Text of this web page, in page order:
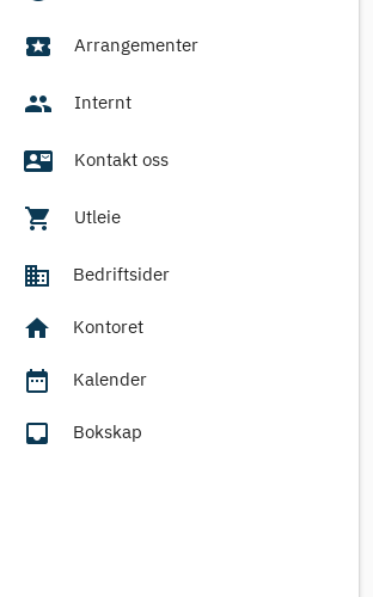
local_activity Arrangementer
people Internt
contact_mail Kontakt oss
shopping_cart Utleie
business Bedriftsider
home Kontoret
date_range Kalender
inbox Bokskap